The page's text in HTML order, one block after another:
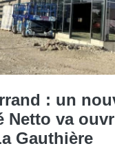
: un
Netto va
Gauthière